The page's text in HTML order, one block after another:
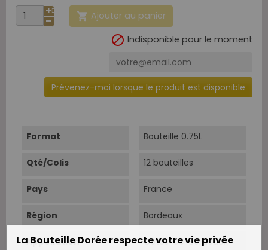
 Ajouter au panier
 Indisponible pour le moment
Prévenez-moi lorsque le produit est disponible
Format Bouteille 0.75L
Qté/Colis 12 bouteilles
Pays France
Région Bordeaux
Appellation Côtes-de-Bordeaux
La Bouteille Dorée respecte votre vie privée